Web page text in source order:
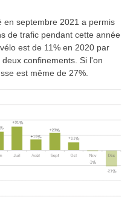
en septembre 2021 a permis
de trafic pendant cette année
est de 11% en 2020 par
confinements. Si l'on
est même de 27%.